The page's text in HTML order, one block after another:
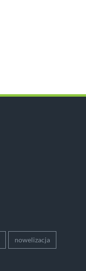
nowelizacja